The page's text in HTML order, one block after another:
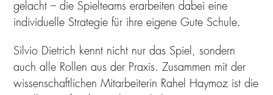
gelacht – die Spielteams erarbeiten dabei eine
individuelle Strategie für ihre eigene Gute Schule.
Silvio Dietrich kennt nicht nur das Spiel, sondern
auch alle Rollen aus der Praxis. Zusammen mit der
wissenschaftlichen Mitarbeiterin Rahel Haymoz ist die